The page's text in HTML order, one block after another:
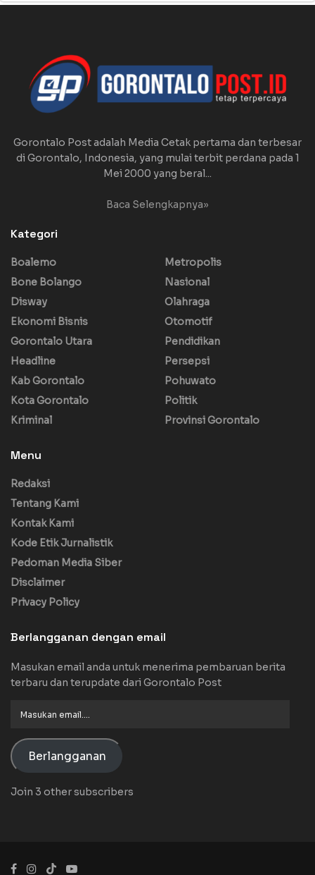
Gorontalo Post adalah Media Cetak pertama dan terbesar
di Gorontalo, Indonesia, yang mulai terbit perdana pada 1
Mei 2000 yang beral...
Baca Selengkapnya»
Kategori
Boalemo
Bone Bolango
Disway
Ekonomi Bisnis
Gorontalo Utara
Headline
Kab Gorontalo
Kota Gorontalo
Kriminal
Metropolis
Nasional
Olahraga
Otomotif
Pendidikan
Persepsi
Pohuwato
Politik
Provinsi Gorontalo
Menu
Redaksi
Tentang Kami
Kontak Kami
Kode Etik Jurnalistik
Pedoman Media Siber
Disclaimer
Privacy Policy
Berlangganan dengan email
Masukan email anda untuk menerima pembaruan berita
terbaru dan terupdate dari Gorontalo Post
Berlangganan
Join 3 other subscribers